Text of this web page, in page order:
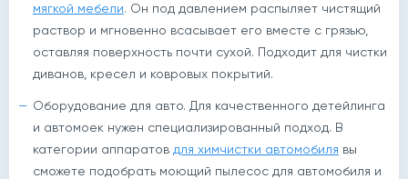
мягкой мебели. Он под давлением распыляет чистящий
раствор и мгновенно всасывает его вместе с грязью,
оставляя поверхность почти сухой. Подходит для чистки
диванов, кресел и ковровых покрытий.
Оборудование для авто. Для качественного детейлинга
и автомоек нужен специализированный подход. В
категории аппаратов для химчистки автомобиля вы
сможете подобрать моющий пылесос для автомобиля и